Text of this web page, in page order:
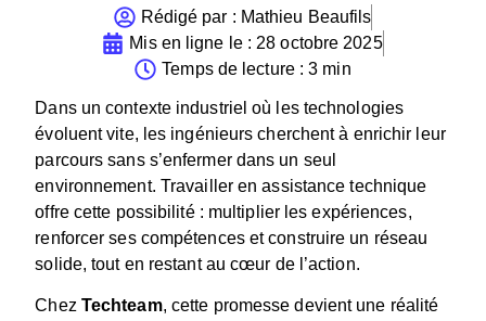
Rédigé par : Mathieu Beaufils
Mis en ligne le : 28 octobre 2025
Temps de lecture : 3 min
Dans un contexte industriel où les technologies
évoluent vite, les ingénieurs cherchent à enrichir leur
parcours sans s’enfermer dans un seul
environnement. Travailler en assistance technique
offre cette possibilité : multiplier les expériences,
renforcer ses compétences et construire un réseau
solide, tout en restant au cœur de l’action.
Chez Techteam, cette promesse devient une réalité